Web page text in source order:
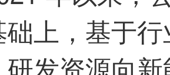
础上，基于
发资源向